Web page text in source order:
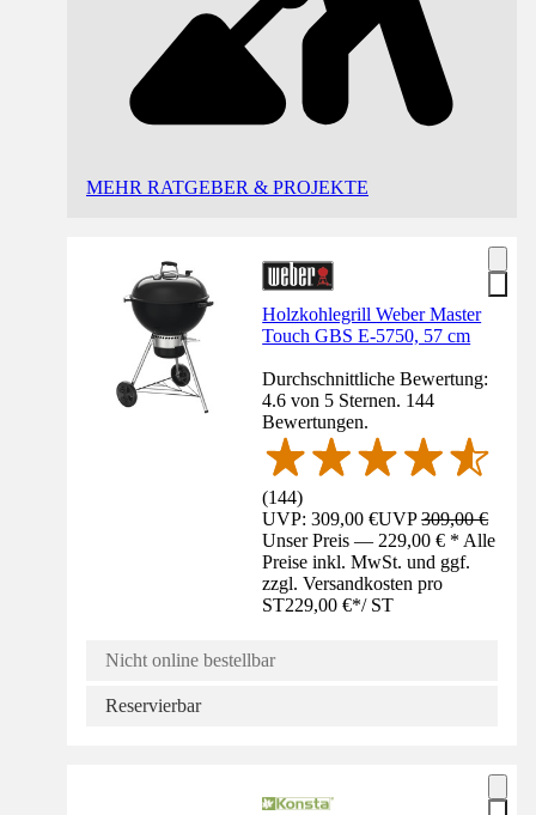
MEHR RATGEBER & PROJEKTE
Holzkohlegrill Weber Master
Touch GBS E-5750, 57 cm
Durchschnittliche Bewertung:
4.6 von 5 Sternen. 144
Bewertungen.
(144)
UVP: 309,00 €UVP309,00 €
Unser Preis — 229,00 € * Alle
Preise inkl. MwSt. und ggf.
zzgl. Versandkosten pro
ST229,00 €*/ ST
Nicht online bestellbar
Reservierbar